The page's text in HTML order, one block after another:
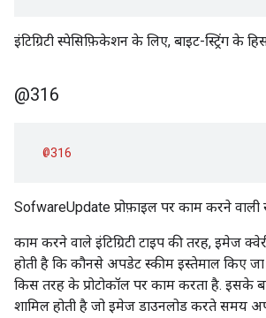
इंटिग्रिटी स्पेसिफ़िकेशन के लिए, बाइट-स्ट्रिंग के
@316
@316
SofwareUpdate प्रोफ़ाइल पर काम करने
काम करने वाले इंटिग्रिटी टाइप की तरह, इमेज
होती है कि कौनसे अपडेट स्कीम इस्तेमाल किए
किस तरह के प्रोटोकॉल पर काम करता है. इसके
शामिल होती है जो इमेज डाउनलोड करते समय